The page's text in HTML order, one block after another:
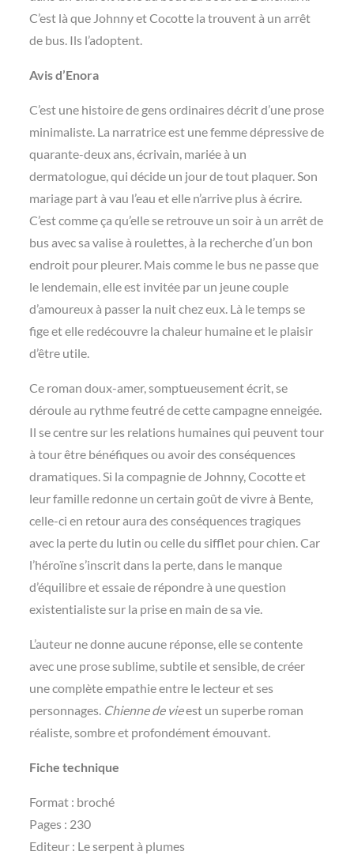
C’est là que Johnny et Cocotte la trouvent à un arrêt
de bus. Ils l’adoptent.
Avis d’Enora
C’est une histoire de gens ordinaires décrit d’une prose
minimaliste. La narratrice est une femme dépressive de
quarante-deux ans, écrivain, mariée à un
dermatologue, qui décide un jour de tout plaquer. Son
mariage part à vau l’eau et elle n’arrive plus à écrire.
C’est comme ça qu’elle se retrouve un soir à un arrêt de
bus avec sa valise à roulettes, à la recherche d’un bon
endroit pour pleurer. Mais comme le bus ne passe que
le lendemain, elle est invitée par un jeune couple
d’amoureux à passer la nuit chez eux. Là le temps se
fige et elle redécouvre la chaleur humaine et le plaisir
d’être utile.
Ce roman doux-amer, somptueusement écrit, se
déroule au rythme feutré de cette campagne enneigée.
Il se centre sur les relations humaines qui peuvent tour
à tour être bénéfiques ou avoir des conséquences
dramatiques. Si la compagnie de Johnny, Cocotte et
leur famille redonne un certain goût de vivre à Bente,
celle-ci en retour aura des conséquences tragiques
avec la perte du lutin ou celle du sifflet pour chien. Car
l’héroïne s’inscrit dans la perte, dans le manque
d’équilibre et essaie de répondre à une question
existentialiste sur la prise en main de sa vie.
L’auteur ne donne aucune réponse, elle se contente
avec une prose sublime, subtile et sensible, de créer
une complète empathie entre le lecteur et ses
personnages. Chienne de vieest un superbe roman
réaliste, sombre et profondément émouvant.
Fiche technique
Format : broché
Pages : 230
Editeur : Le serpent à plumes